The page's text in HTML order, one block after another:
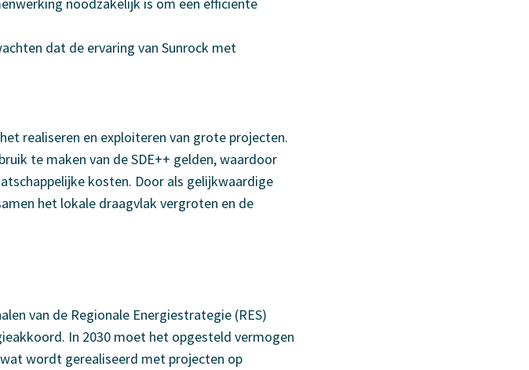
dat de ervaring van Sunrock met
realiseren en exploiteren van grote projecten.
te maken van de SDE++ gelden, waardoor
kosten. Door als gelijkwaardige
het lokale draagvlak vergroten en de
van de Regionale Energiestrategie (RES)
In 2030 moet het opgesteld vermogen
wordt gerealiseerd met projecten op